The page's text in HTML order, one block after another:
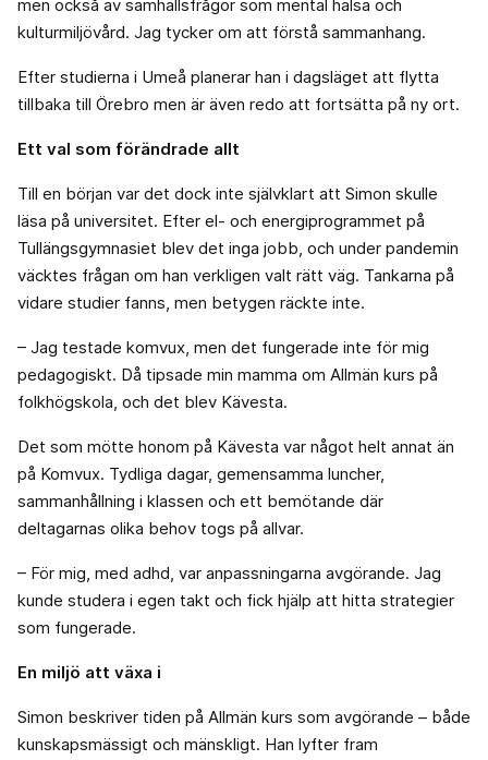
men också av samhällsfrågor som mental hälsa och
kulturmiljövård. Jag tycker om att förstå sammanhang.
Efter studierna i Umeå planerar han i dagsläget att flytta
tillbaka till Örebro men är även redo att fortsätta på ny ort.
Ett val som förändrade allt
Till en början var det dock inte självklart att Simon skulle
läsa på universitet. Efter el- och energiprogrammet på
Tullängsgymnasiet blev det inga jobb, och under pandemin
väcktes frågan om han verkligen valt rätt väg. Tankarna på
vidare studier fanns, men betygen räckte inte.
– Jag testade komvux, men det fungerade inte för mig
pedagogiskt. Då tipsade min mamma om Allmän kurs på
folkhögskola, och det blev Kävesta.
Det som mötte honom på Kävesta var något helt annat än
på Komvux. Tydliga dagar, gemensamma luncher,
sammanhållning i klassen och ett bemötande där
deltagarnas olika behov togs på allvar.
– För mig, med adhd, var anpassningarna avgörande. Jag
kunde studera i egen takt och fick hjälp att hitta strategier
som fungerade.
En miljö att växa i
Simon beskriver tiden på Allmän kurs som avgörande – både
kunskapsmässigt och mänskligt. Han lyfter fram